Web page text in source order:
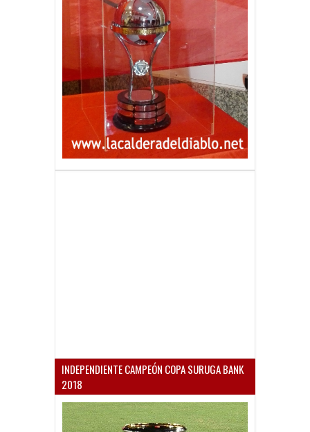
INDEPENDIENTE CAMPEÓN COPA SURUGA BANK
2018